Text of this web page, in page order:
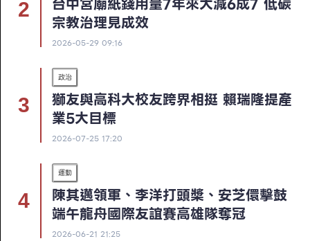
宗教治理見成效
2026-05-29 09:16
政治
獅友與高科大校友跨界相挺 賴瑞隆提產
業5大目標
2026-07-25 17:20
運動
陳其邁領軍、李洋打頭槳、安芝儇擊鼓
端午龍舟國際友誼賽高雄隊奪冠
2026-06-21 21:25